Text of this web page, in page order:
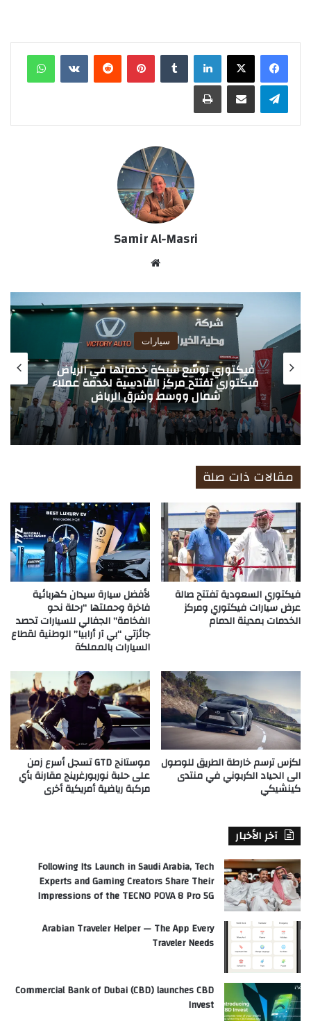
لينكدإن بينتيريست
Samir Al-Masri
الوي
ب
سيارات
فيكتوري توسّع شبكة خدماتها في الرياض
فيكتوري تفتتح مركز القادسية لخدمة عملاء
شمال ووسط وشرق الرياض
مقالات ذات صلة
فيكتوري السعودية تفتتح صالة
عرض سيارات فيكتوري ومركز
الخدمات بمدينة الدمام
لأفضل سيارة سيدان كهربائية
فاخرة وحملتها “رحلة نحو
الفخامة” الجفالي للسيارات تحصد
جائزتي “بي آر أرابيا” الوطنية لقطاع
السيارات بالمملكة
لكزس ترسم خارطة الطريق للوصول
الى الحياد الكربوني في منتدى
كينشيكي
موستانج GTD تسجل أسرع زمن
على حلبة نوربورغرينج مقارنة بأي
مركبة رياضية أمريكية أخرى
آخر الأخبار
Following Its Launch in Saudi Arabia, Tech
Experts and Gaming Creators Share Their
Impressions of the TECNO POVA 8 Pro 5G
Arabian Traveler Helper — The App Every
Traveler Needs
Commercial Bank of Dubai (CBD) launches CBD
Invest